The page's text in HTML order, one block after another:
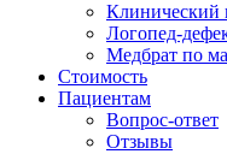
Клинический
Логопед-
Медбрат по
Стоимость
Пациентам
Вопрос-ответ
Отзывы